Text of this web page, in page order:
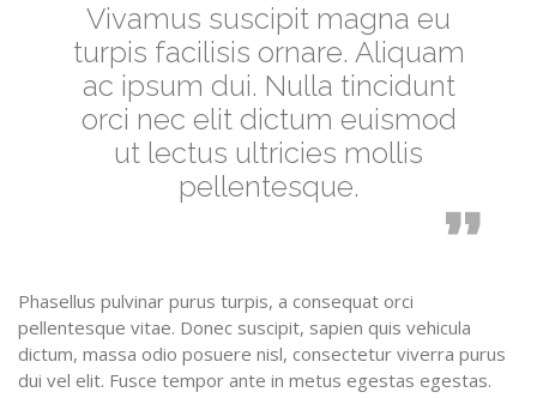
Vivamus suscipit magna eu
turpis facilisis ornare. Aliquam
ac ipsum dui. Nulla tincidunt
orci nec elit dictum euismod
ut lectus ultricies mollis
pellentesque.
Phasellus pulvinar purus turpis, a consequat orci
pellentesque vitae. Donec suscipit, sapien quis vehicula
dictum, massa odio posuere nisl, consectetur viverra purus
dui vel elit. Fusce tempor ante in metus egestas egestas.